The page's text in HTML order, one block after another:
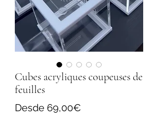
Cubes acryliques coupeuses de
feuilles
Desde 69,00€